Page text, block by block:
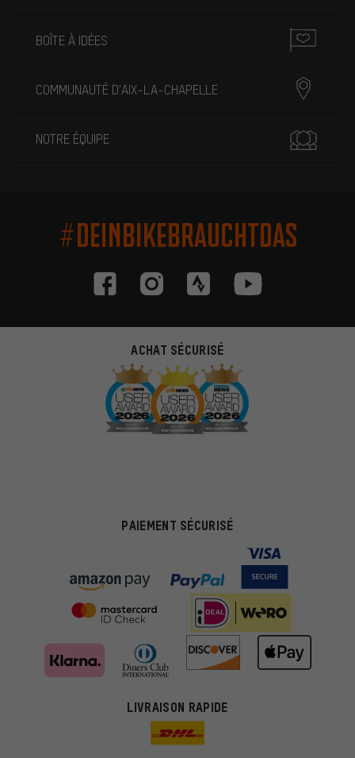
BOÎTE À IDÉES
COMMUNAUTÉ D'AIX-LA-CHAPELLE
NOTRE ÉQUIPE
#DEINBIKEBRAUCHTDAS
ACHAT SÉCURISÉ
PAIEMENT SÉCURISÉ
LIVRAISON RAPIDE